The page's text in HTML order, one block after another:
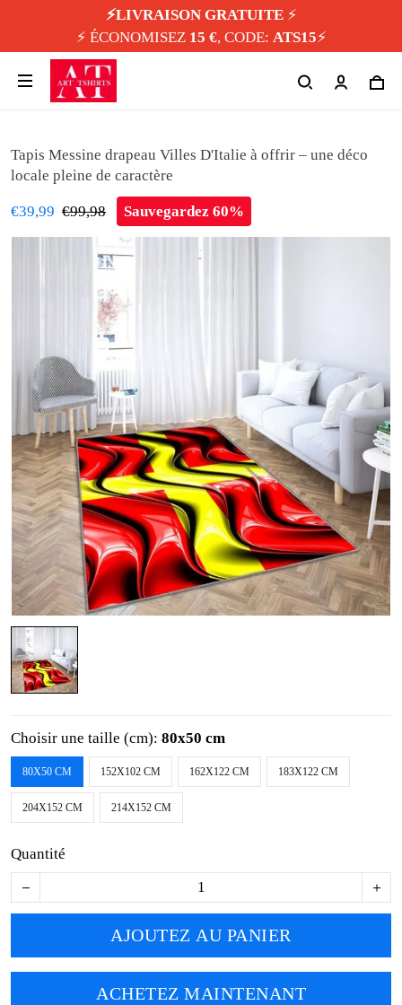
⚡️LIVRAISON GRATUITE⚡️
⚡️ ÉCONOMISEZ 15 €, CODE: ATS15⚡️
Tapis Messine drapeau Villes D'Italie à offrir – une déco
locale pleine de caractère
€39,99 €99,98 Sauvegardez 60%
Choisir une taille (cm): 80x50 cm
80X50 CM 152X102 CM 162X122 CM 183X122 CM
204X152 CM 214X152 CM
Quantité
AJOUTEZ AU PANIER
ACHETEZ MAINTENANT